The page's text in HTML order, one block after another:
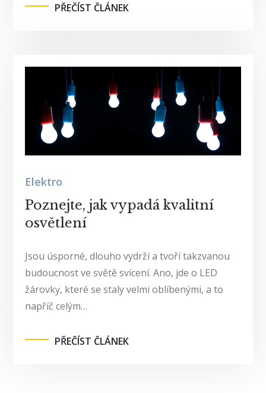
PŘEČÍST ČLÁNEK
Elektro
Poznejte, jak vypadá kvalitní
osvětlení
Jsou úsporné, dlouho vydrží a tvoří takzvanou
budoucnost ve světě svícení. Ano, jde o LED
žárovky, které se staly velmi oblíbenými, a to
napříč celým…
PŘEČÍST ČLÁNEK